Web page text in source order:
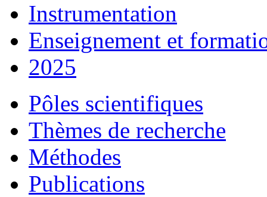
Instrumentation
Enseignement et
2025
Pôles scientifiques
Thèmes de recherche
Méthodes
Publications